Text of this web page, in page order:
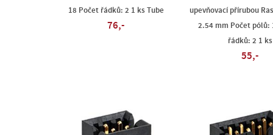
18 Počet řádků: 2 1 ks Tube
76,-
upevňovací přírubou
2.54 mm Počet pólů:
řádků: 2 1 ks
55,-